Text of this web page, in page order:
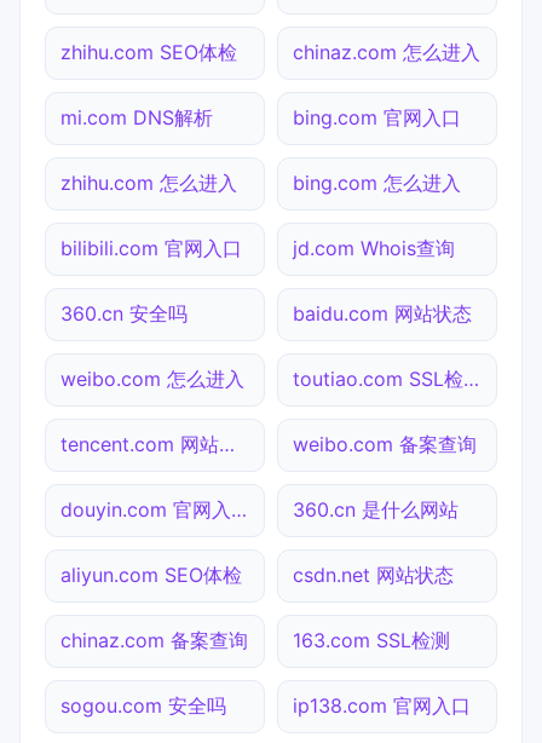
zhihu.com SEO体检 chinaz.com 怎么进入
mi.com DNS解析 bing.com 官网入口
zhihu.com 怎么进入 bing.com 怎么进入
bilibili.com 官网入口 jd.com Whois查询
360.cn 安全吗 baidu.com 网站状态
weibo.com 怎么进入 toutiao.com SSL检测
tencent.com 网站状态 weibo.com 备案查询
douyin.com 官网入口 360.cn 是什么网站
aliyun.com SEO体检 csdn.net 网站状态
chinaz.com 备案查询 163.com SSL检测
sogou.com 安全吗 ip138.com 官网入口